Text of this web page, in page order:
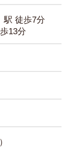
駅 徒歩7分
13分